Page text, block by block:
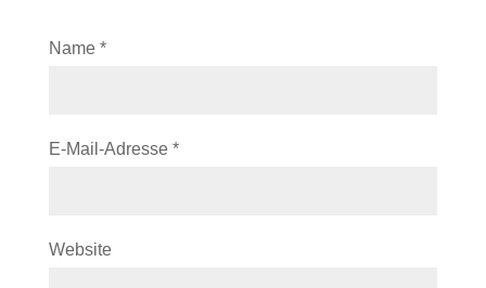
Name *
E-Mail-Adresse *
Website